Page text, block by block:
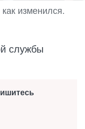
изменился.
службы